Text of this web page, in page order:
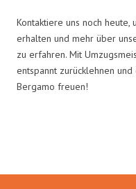
Kontaktiere uns noch
erhalten und mehr über
zu erfahren. Mit
entspannt zurücklehnen
Bergamo freuen!